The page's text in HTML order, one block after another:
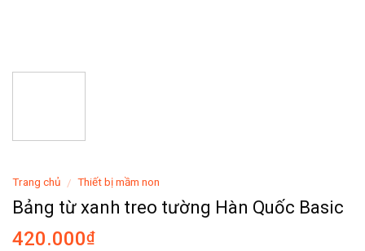
Trang chủ / Thiết bị mầm non
Bảng từ xanh treo tường Hàn Quốc Basic
420.000₫